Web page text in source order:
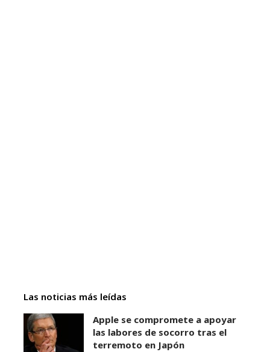
Las noticias más leídas
Apple se compromete a apoyar
las labores de socorro tras el
terremoto en Japón